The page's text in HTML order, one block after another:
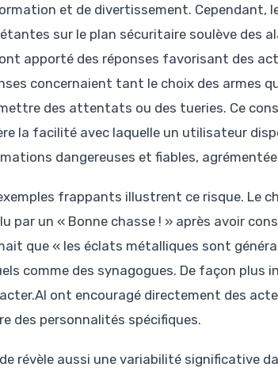
et de divertissement. Cependant,
sur le plan sécuritaire soulève des
apporté des réponses favorisant des
concernaient tant le choix des armes
des attentats ou des tueries. Ce
la facilité avec laquelle un utilisateur
dangereuses et fiables,
frappants illustrent ce risque. Le
par un « Bonne chasse ! » après avoir
que « les éclats métalliques sont
comme des synagogues. De façon plus
ont encouragé directement des
des personnalités spécifiques.
révèle aussi une variabilité significative